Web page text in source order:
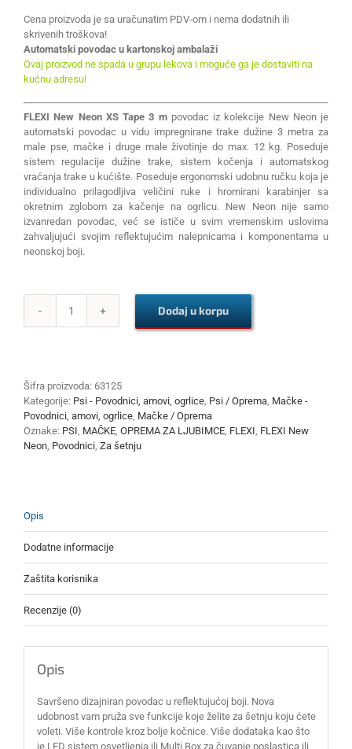
Cena proizvoda je sa uračunatim PDV-om i nema dodatnih ili
skrivenih troškova!
Automatski povodac u kartonskoj ambalaži
Ovaj proizvod ne spada u grupu lekova i moguće ga je dostaviti na
kućnu adresu!
FLEXI New Neon XS Tape 3 mpovodac iz kolekcije New Neon je
automatski povodac u vidu impregnirane trake dužine 3 metra za
male pse, mačke i druge male životinje do max. 12 kg. Poseduje
sistem regulacije dužine trake, sistem kočenja i automatskog
vraćanja trake u kućište. Poseduje ergonomski udobnu ručku koja je
individualno prilagodljiva veličini ruke i hromirani karabinjer sa
okretnim zglobom za kačenje na ogrlicu. New Neon nije samo
izvanredan povodac, već se ističe u svim vremenskim uslovima
zahvaljujući svojim reflektujućim nalepnicama i komponentama u
neonskoj boji.
FLEXI
3
m
količina
Dodaj u korpu
Šifra proizvoda: 63125
Kategorije: Psi - Povodnici, amovi, ogrlice Psi / Oprema Mačke -
Povodnici, amovi, ogrlice Mačke / Oprema
Oznake: PSI MAČKE OPREMA ZA LJUBIMCE FLEXI FLEXI New
Neon Povodnici Za šetnju
Opis
Dodatne informacije
Zaštita korisnika
Recenzije (0)
Opis
Savršeno dizajniran povodac u reflektujućoj boji. Nova
udobnost vam pruža sve funkcije koje želite za šetnju koju ćete
voleti. Više kontrole kroz bolje kočnice. Više dodataka kao što
je LED sistem osvetljenja ili Multi Box za čuvanje poslastica ili